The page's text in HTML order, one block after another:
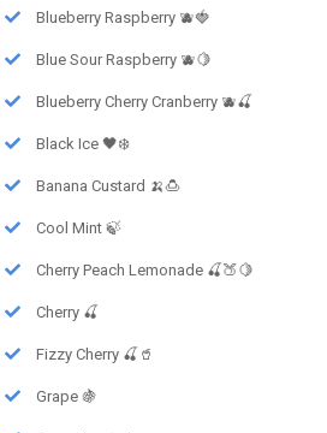
Blueberry Raspberry 🫐🍓
Blue Sour Raspberry 🫐🍋
Blueberry Cherry Cranberry 🫐🍒
Black Ice 🖤❄️
Banana Custard 🍌🍮
Cool Mint 🍃
Cherry Peach Lemonade 🍒🍑🍋
Cherry 🍒
Fizzy Cherry 🍒🥤
Grape 🍇